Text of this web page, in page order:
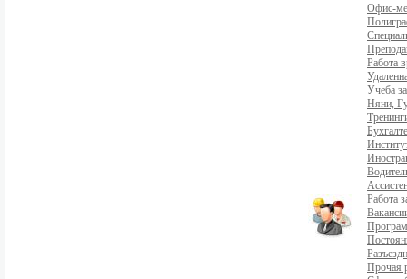
Офис-
Работа
Учеба
Няни,
Работа
Прочая